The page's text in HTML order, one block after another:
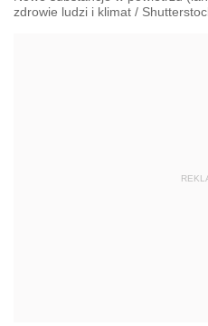
zdrowie ludzi i klimat /